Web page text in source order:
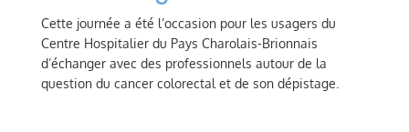
Cette journée a été l’occasion pour les usagers du
Centre Hospitalier du Pays Charolais-Brionnais
d’échanger avec des professionnels autour de la
question du cancer colorectal et de son dépistage.